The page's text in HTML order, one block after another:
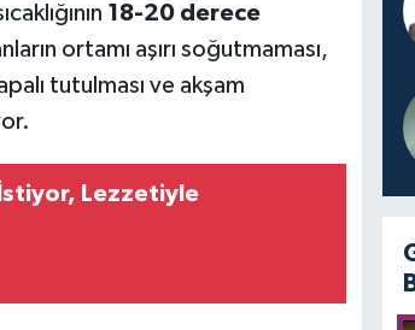
18-20 derece
ortamı aşırı soğutmaması,
tutulması ve akşam
İstiyor, Lezzetiyle